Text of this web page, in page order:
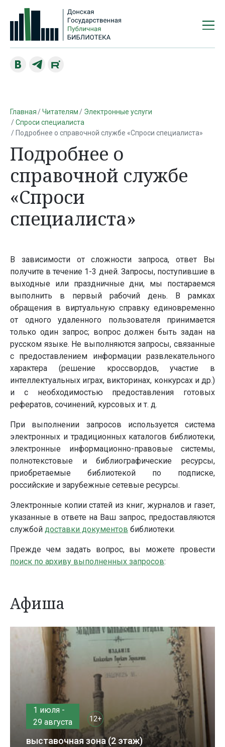
Главная Читателям
Электронные услуги
Спроси специалиста
Подробнее о справочной службе «Спроси специалиста»
Подробнее о
справочной службе
«Спроси
специалиста»
В зависимости от сложности запроса, ответ Вы
получите в течение 1-3 дней. Запросы, поступившие в
выходные или праздничные дни, мы постараемся
выполнить в первый рабочий день. В рамках
обращения в виртуальную справку единовременно
от одного удаленного пользователя принимается
только один запрос; вопрос должен быть задан на
русском языке. Не выполняются запросы, связанные
с предоставлением информации развлекательного
характера (решение кроссвордов, участие в
интеллектуальных играх, викторинах, конкурсах и др.)
и с необходимостью предоставления готовых
рефератов, сочинений, курсовых и т. д.
При выполнении запросов используется система
электронных и традиционных каталогов библиотеки,
электронные информационно-правовые системы,
полнотекстовые и библиографические ресурсы,
приобретаемые библиотекой по подписке,
российские и зарубежные сетевые ресурсы.
Электронные копии статей из книг, журналов и газет,
указанные в ответе на Ваш запрос, предоставляются
службой доставки документов библиотеки.
Прежде чем задать вопрос, вы можете провести
поиск по архиву выполненных запросов:
Афиша
1 июля -
29 августа
12+
выставочная зона (2 этаж)